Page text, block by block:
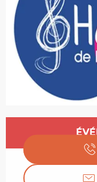
Ouverture et